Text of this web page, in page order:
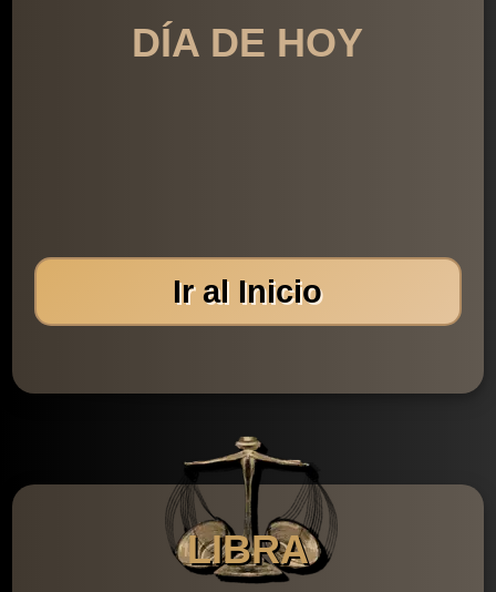
DÍA DE HOY
Ir al Inicio
LIBRA